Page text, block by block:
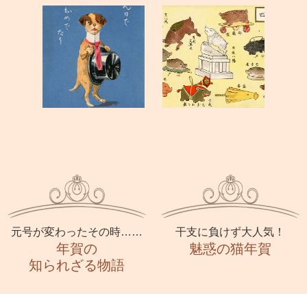
元号が変わったその時……
年賀の
知られざる物語
干支に負けず大人気！
魅惑の猫年賀